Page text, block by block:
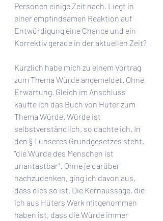
Personen einige Zeit nach. Liegt in
einer empfindsamen Reaktion auf
Entwürdigung eine Chance und ein
Korrektiv gerade in der aktuellen Zeit?
Kürzlich habe mich zu einem Vortrag
zum Thema Würde angemeldet. Ohne
Erwartung. Gleich im Anschluss
kaufte ich das Buch von Hüter zum
Thema Würde. Würde ist
selbstverständlich, so dachte ich. In
den § 1 unseres Grundgesetzes steht,
"die Würde des Menschen ist
unantastbar". Ohne je darüber
nachzudenken, ging ich davon aus,
dass dies so ist. Die Kernaussage, die
ich aus Hüters Werk mitgenommen
haben ist, dass die Würde immer